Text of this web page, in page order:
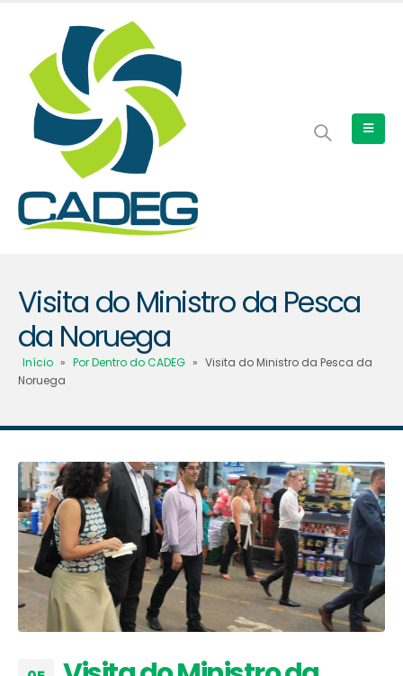
Visita do Ministro da Pesca
da Noruega
Início » Por Dentro do CADEG » Visita do Ministro da Pesca da
Noruega